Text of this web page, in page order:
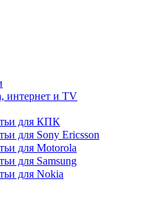
интернет и TV
для КПК
для Sony Ericsson
для Motorola
для Samsung
для Nokia